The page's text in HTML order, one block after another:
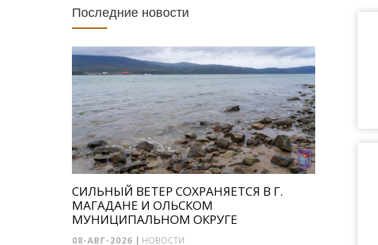
Последние новости
СИЛЬНЫЙ ВЕТЕР СОХРАНЯЕТСЯ В Г.
МАГАДАНЕ И ОЛЬСКОМ
МУНИЦИПАЛЬНОМ ОКРУГЕ
08-АВГ-2026 | НОВОСТИ